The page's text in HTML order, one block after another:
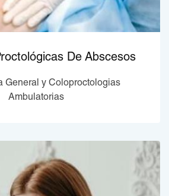
De Abscesos
General y Coloproctologias
Ambulatorias